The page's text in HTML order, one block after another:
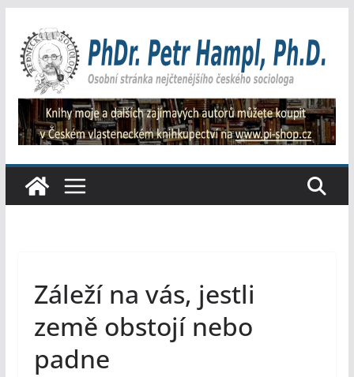
obsah
Záleží na vás, jestli
země obstojí nebo
padne